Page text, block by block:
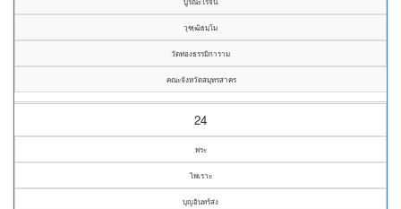
วุฑฺฒิธมฺโม
วัดทองธรรมิการาม
คณะจังหวัดสมุทรสาคร
24
พระ
ไพเราะ
บุญอินทร์ส่ง